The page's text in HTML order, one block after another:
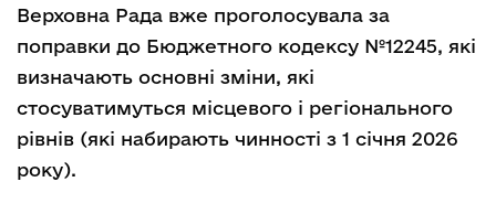
Верховна Рада вже проголосувала за
поправки до Бюджетного кодексу №12245, які
визначають основні зміни, які
стосуватимуться місцевого і регіонального
рівнів (які набирають чинності з 1 січня 2026
року).